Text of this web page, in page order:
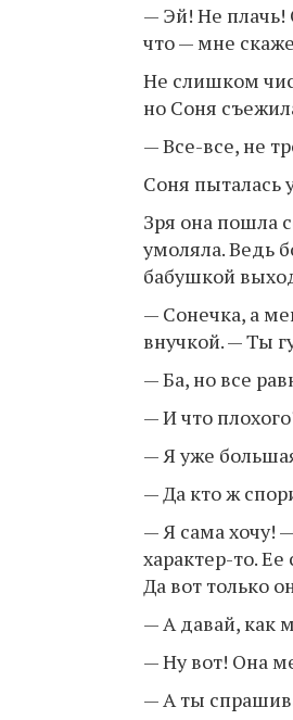
— Эй! Не плачь!
что — мне
Не слишком
но Соня
— Все-все, не
Соня пыталась
Зря она пошла
умоляла. Ведь
бабушкой
— Сонечка, а
внучкой. — Ты
— Ба, но все
— И что
— Я уже
— Да кто ж
— Я сама хочу!
характер-то.
Да вот только
— А давай, как
— Ну вот! Она
— А ты